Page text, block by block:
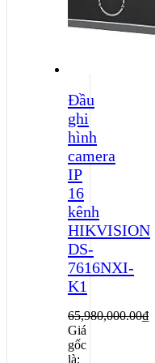
Đầu
ghi
hình
camera
IP
16
kênh
HIKVISION
DS-
7616NXI-
K1
65,980,000.00₫
Giá
gốc
là: